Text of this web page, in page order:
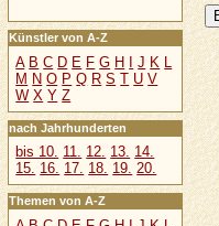
Künstler von A-Z
A B C D E F G H J K L
M N O P Q R S T U V
W X Y Z
nach Jahrhunderten
bis 10. 11. 12. 13. 14.
15. 16. 17. 18. 19. 20.
Themen von A-Z